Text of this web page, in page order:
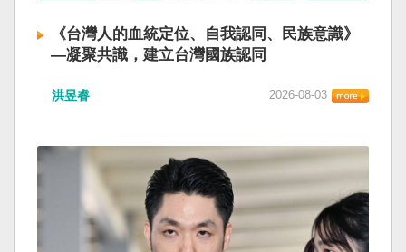
《台灣人的血統定位、自我認同、民族意識》
—凝聚共識，建立台灣國族認同
洪昱睿 2026-08-03